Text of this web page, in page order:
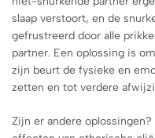
slaap verstoort, en de
gefrustreerd door alle
partner. Een oplossing is
zijn beurt de fysieke en
zetten en tot verdere
Zijn er andere